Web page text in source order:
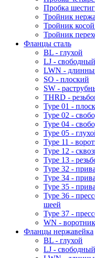
Пробка
Тройник
Тройник косой
Тройник
Фланцы сталь
BL - глухой
LJ - свободный
LWN -
SO - плоский
SW -
THRD -
Type 01 -
Type 02 -
Type 04 -
Type 05 -
Type 11 -
Type 12 -
Type 13 -
Type 32 -
Type 34 -
Type 35 -
Type 36 -
шеей
Type 37 -
WN -
Фланцы нержавейка
BL - глухой
LJ - свободный